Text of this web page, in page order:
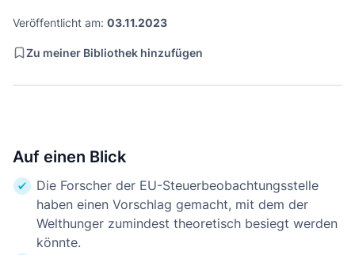
Veröffentlicht am: 03.11.2023
Zu meiner Bibliothek hinzufügen
Auf einen Blick
Die Forscher der EU-Steuerbeobachtungsstelle
haben einen Vorschlag gemacht, mit dem der
Welthunger zumindest theoretisch besiegt werden
könnte.